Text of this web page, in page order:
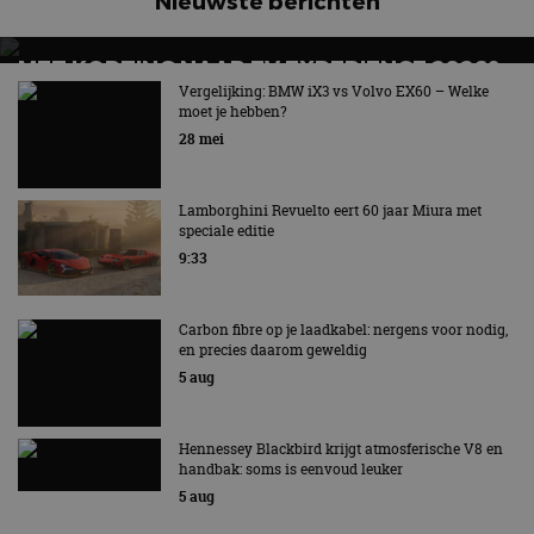
MET KORTING NAAR EV EXPERIENCE 2026?
AUTORAI REGELT HET!
EV Experience 2026 van 24 tot 26 september
Vergelijking: BMW iX3 vs Volvo EX60 – Welke
moet je hebben?
28 mei
Lamborghini Revuelto eert 60 jaar Miura met
speciale editie
9:33
Carbon fibre op je laadkabel: nergens voor nodig,
en precies daarom geweldig
5 aug
Hennessey Blackbird krijgt atmosferische V8 en
handbak: soms is eenvoud leuker
5 aug
essentieel
veiligheid
website
het
CookieScriptConsent
autorai.nl
dagen
Cookie-
Naam
Aanbieder
Aanbieder
/Domein
Vervaldatum
Google Privacy Policy